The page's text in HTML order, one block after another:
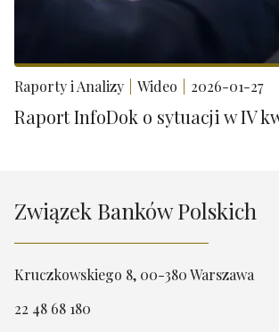
Raporty i Analizy Wideo 2026-01-27
Raport InfoDok o sytuacji w IV
Związek Banków Polskich
Kruczkowskiego 8, 00-380 Warszawa
22 48 68 180